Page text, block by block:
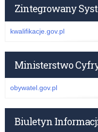
Zintegrowany
kwalifikacje.gov.pl
Ministerstwo
obywatel.gov.pl
Biuletyn